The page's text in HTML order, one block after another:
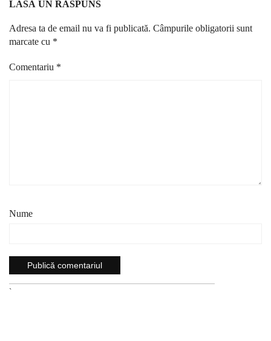
LASĂ UN RĂSPUNS
Adresa ta de email nu va fi publicată. Câmpurile obligatorii sunt
marcate cu *
Comentariu *
Nume
`